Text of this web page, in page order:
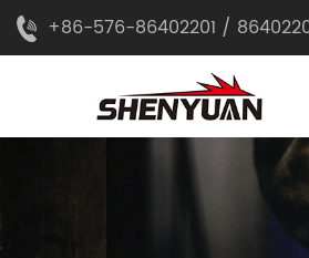
+86-576-86402201 /